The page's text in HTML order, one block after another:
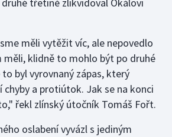
druhé třetině zlikvidoval Okálovi
měli vytěžit víc, ale nepovedlo
měli, klidně to mohlo být po druhé
byl vyrovnaný zápas, který
chyby a protiútok. Jak se na konci
řekl zlínský útočník Tomáš Fořt.
oslabení vyvázl s jediným